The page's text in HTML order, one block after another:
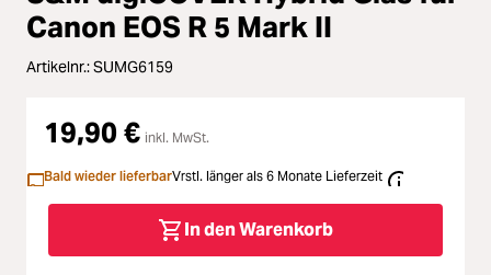
Licht & Studio
Bildbearbeitung
Ferngläser
Second Hand
Canon EOS R 5 Mark II
Artikelnr.:SUMG6159
19,90 € inkl. MwSt.
Bald wieder lieferbarVrstl. länger als 6 Monate Lieferzeit
In den Warenkorb